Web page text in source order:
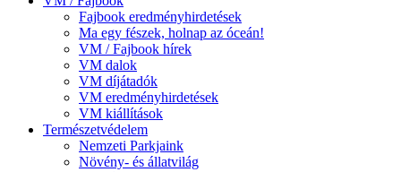
Fajbook eredményhirdetések
Ma egy fészek, holnap az óceán!
VM / Fajbook hírek
VM dalok
VM díjátadók
VM eredményhirdetések
VM kiállítások
Természetvédelem
Nemzeti Parkjaink
Növény- és állatvilág